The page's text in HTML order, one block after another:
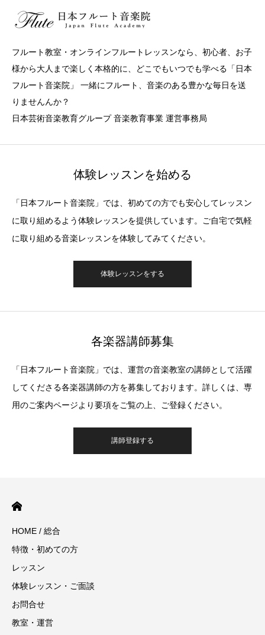
フルート教室・オンラインフルートレッスンなら、初心者、お子
様から大人まで楽しく本格的に、どこでもいつでも学べる「日本
フルート音楽院」 一緒にフルート、音楽のある豊かな毎日を送
りませんんか？
日本芸術音楽教育グループ 音楽教育事業 運営事務局
体験レッスンを始める
「日本フルート音楽院」では、初めての方でも安心してレッスン
に取り組めるよう体験レッスンを提供しています。ご自宅で気軽
に取り組める音楽レッスンを体験してみてください。
体験レッスンをする
各楽器講師募集
「日本フルート音楽院」では、運営の音楽教室の講師として活躍
してくださる各楽器講師の方を募集しております。詳しくは、専
用のご案内ページより要項をご覧の上、ご登録ください。
講師登録する
HOME / 総合
特徴・初めての方
レッスン
体験レッスン・ご面談
お問合せ
教室・運営